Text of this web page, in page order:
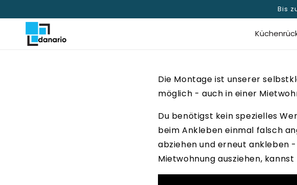
Inhalt
Bis
Die Montage ist unserer
möglich - auch in einer
Du benötigst kein spezielles
beim Ankleben einmal falsch
abziehen und erneut ankleben
Mietwohnung ausziehen,